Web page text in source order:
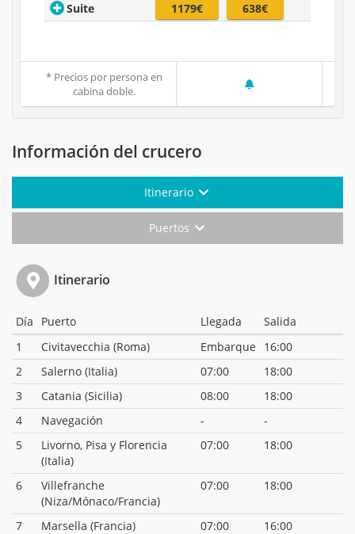
Suite 1179€ 638€
* Precios por persona en
cabina doble.
Información del crucero
Itinerario
Puertos
Itinerario
Día Puerto Llegada
Salida
1
Civitavecchia (Roma) Embarque
16:00
2
Salerno (Italia) 07:00
18:00
3
Catania (Sicilia) 08:00
18:00
4
Navegación -
-
5
Livorno, Pisa y Florencia
(Italia)
07:00 18:00
6
Villefranche
(Niza/Mónaco/Francia)
07:00 18:00
7 Marsella (Francia) 07:00
16:00